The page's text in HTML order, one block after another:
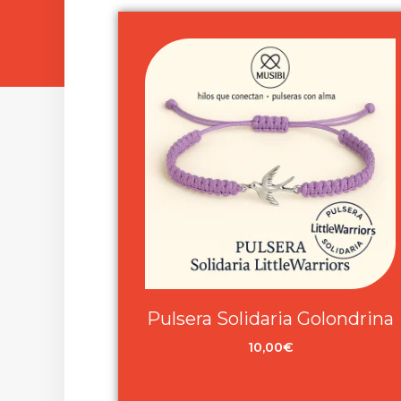
Pulsera Solidaria Golondrina
10,00€